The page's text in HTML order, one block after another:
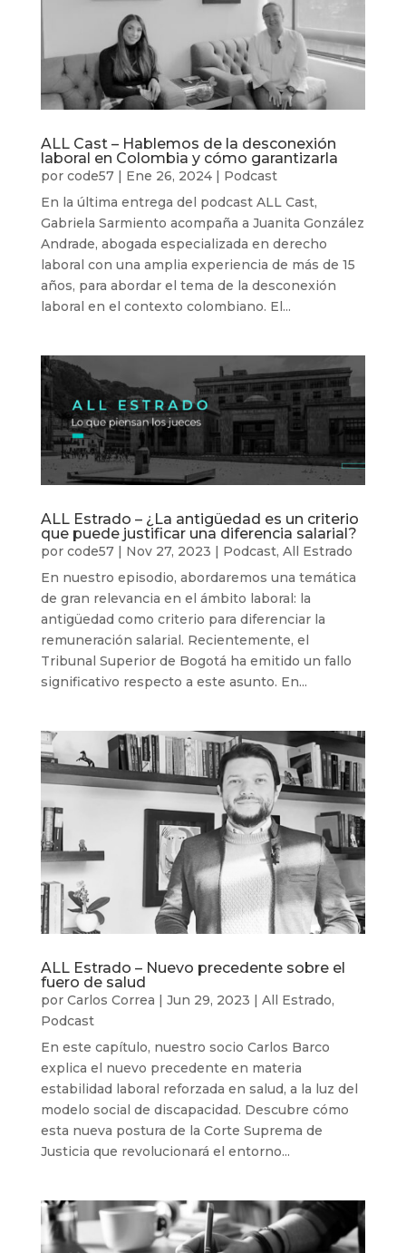
ALL Cast – Hablemos de la desconexión
laboral en Colombia y cómo garantizarla
por code57| Ene 26, 2024| Podcast
En la última entrega del podcast ALL Cast,
Gabriela Sarmiento acompaña a Juanita González
Andrade, abogada especializada en derecho
laboral con una amplia experiencia de más de 15
años, para abordar el tema de la desconexión
laboral en el contexto colombiano. El...
ALL Estrado – ¿La antigüedad es un criterio
que puede justificar una diferencia salarial?
por code57| Nov 27, 2023 | Podcast, All Estrado
En nuestro episodio, abordaremos una temática
de gran relevancia en el ámbito laboral: la
antigüedad como criterio para diferenciar la
remuneración salarial. Recientemente, el
Tribunal Superior de Bogotá ha emitido un fallo
significativo respecto a este asunto. En...
ALL Estrado – Nuevo precedente sobre el
fuero de salud
por Carlos Correa | Jun 29, 2023 | All Estrado,
Podcast
En este capítulo, nuestro socio Carlos Barco
explica el nuevo precedente en materia
estabilidad laboral reforzada en salud, a la luz del
modelo social de discapacidad. Descubre cómo
esta nueva postura de la Corte Suprema de
Justicia que revolucionará el entorno...